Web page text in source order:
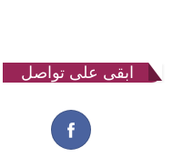
ابقى على تواصل